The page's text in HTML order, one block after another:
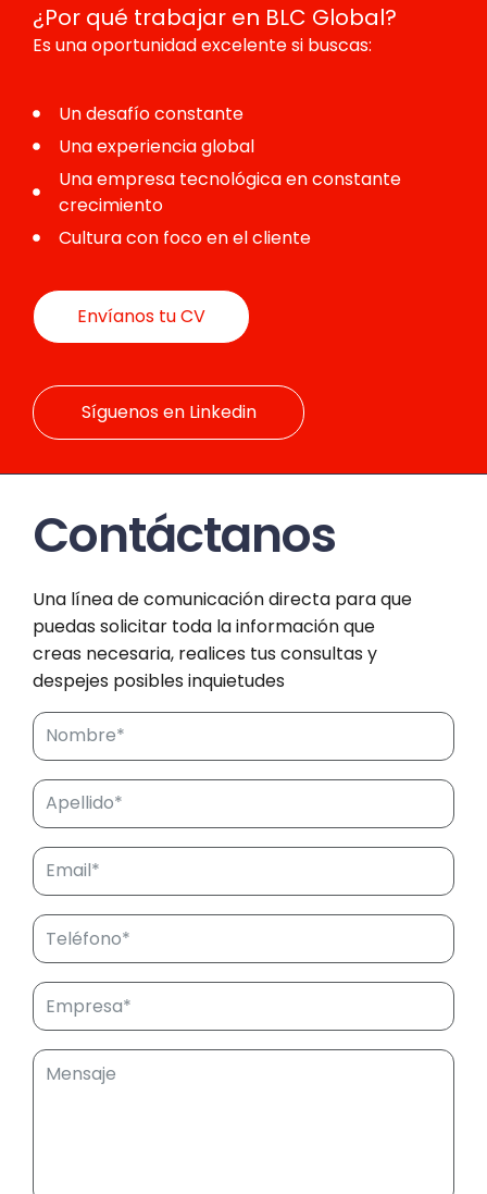
¿Por qué trabajar en BLC Global?
Es una oportunidad excelente si buscas:
Un desafío constante
Una experiencia global
Una empresa tecnológica en constante
crecimiento
Cultura con foco en el cliente
Envíanos tu CV
Síguenos en Linkedin
Contáctanos
Una línea de comunicación directa para que
puedas solicitar toda la información que
creas necesaria, realices tus consultas y
despejes posibles inquietudes